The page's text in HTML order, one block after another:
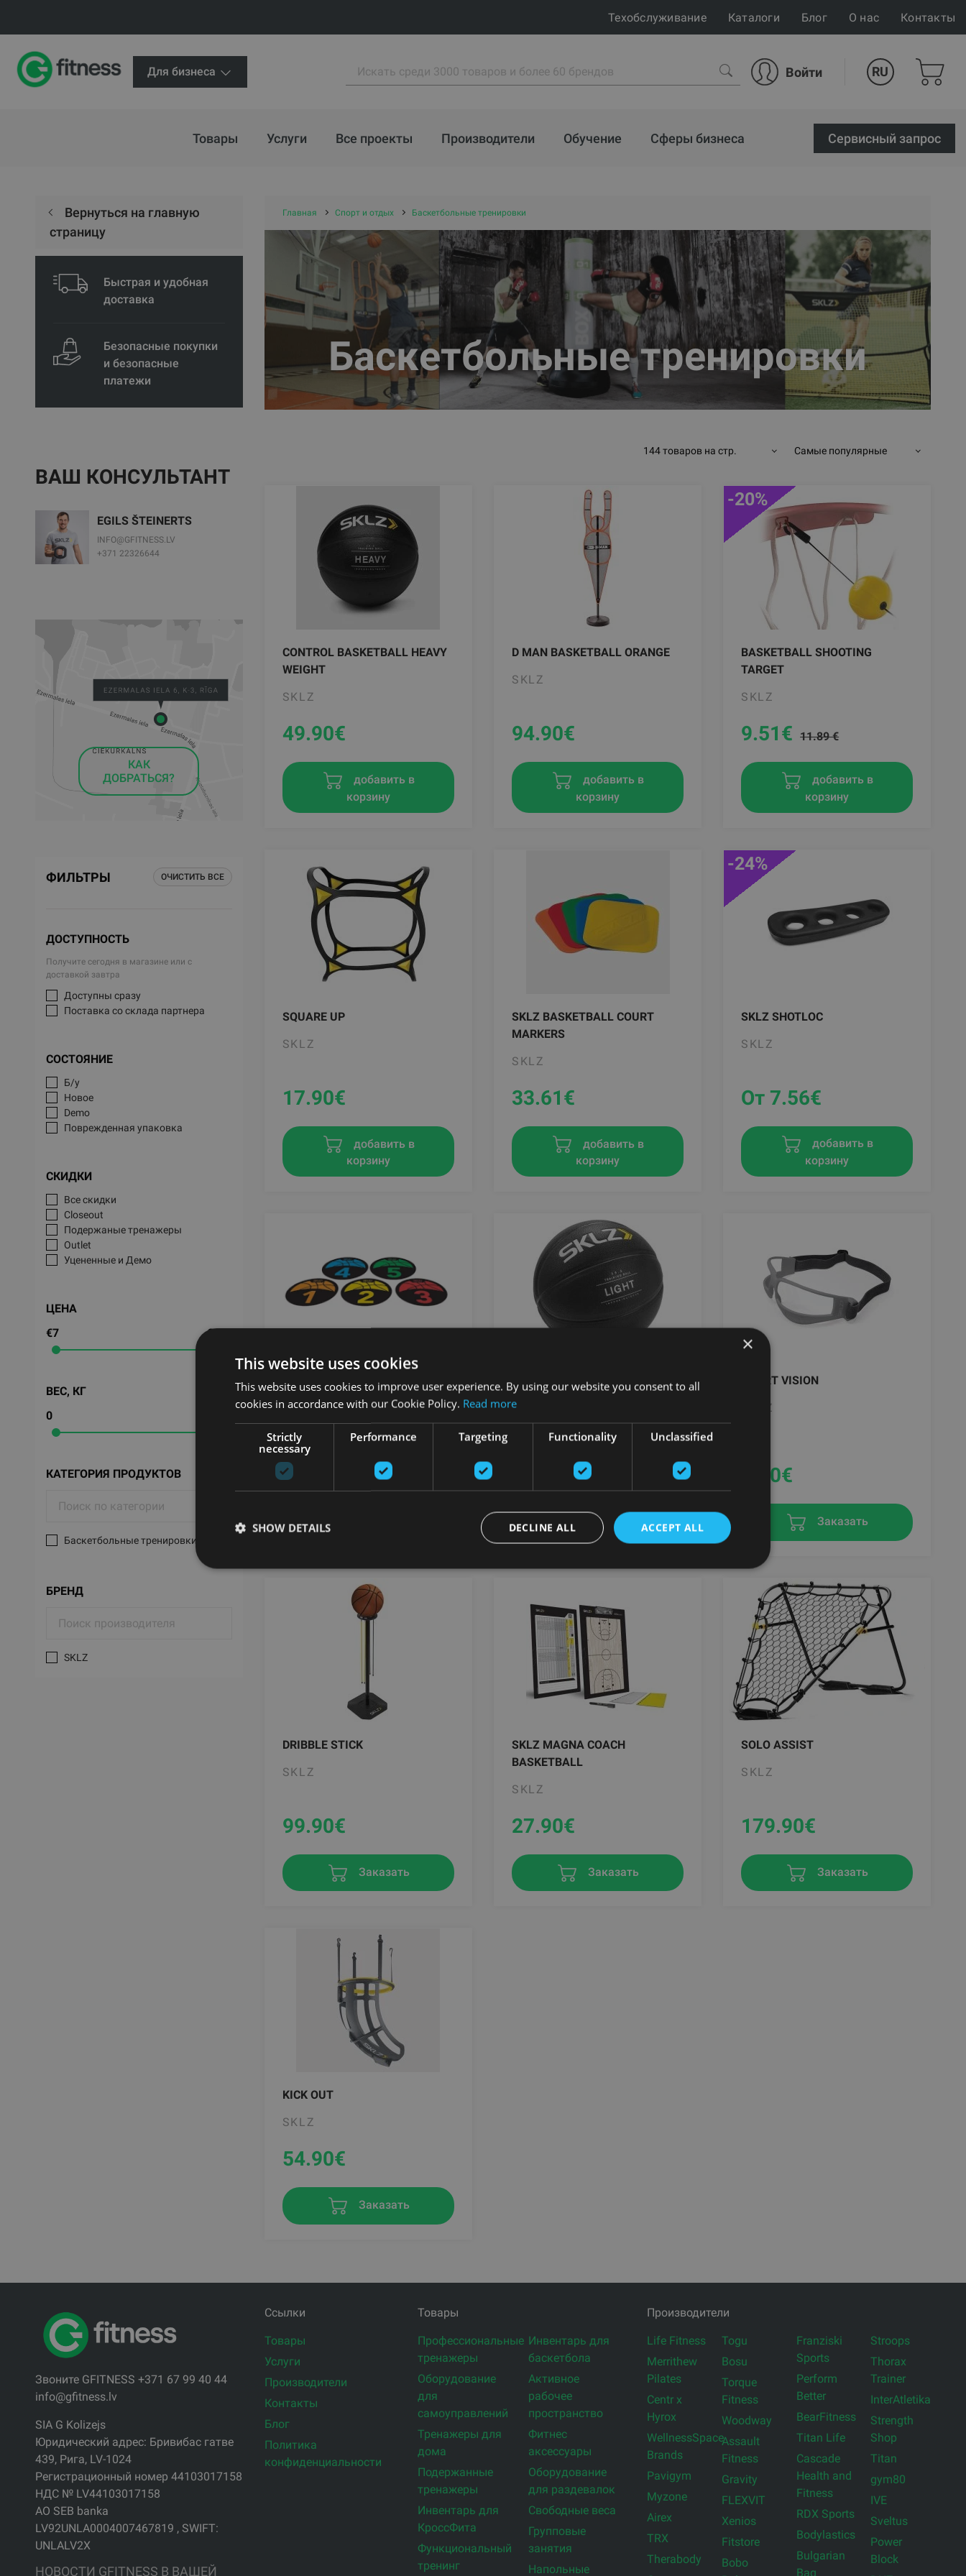
Техобслуживание Каталоги Блог О нас Контакты
Для бизнеса Войти RU
Товары Услуги Все проекты Производители Обучение Сферы бизнеса Cервисный запрос
Вернуться на главную
страницу
Быстрая и удобная
доставка
Безопасные покупки
и безопасные
платежи
ВАШ КОНСУЛЬТАНТ
EGILS ŠTEINERTS
INFO@GFITNESS.LV
+371 22326644
КАК
ДОБРАТЬСЯ?
ФИЛЬТРЫ ОЧИСТИТЬ ВСЕ
ДОСТУПНОСТЬ
Получите сегодня в магазине или с
доставкой завтра
Доступны сразу
Поставка со склада партнера
СОСТОЯНИЕ
Б/у
Новое
Demo
Поврежденная упаковка
СКИДКИ
Все скидки
Closeout
Подержаные тренажеры
Outlet
Уцененные и Демо
ЦЕНА
€7
€180
ВЕС, КГ
0
КАТЕГОРИЯ ПРОДУКТОВ
Баскетбольные тренировки
БРЕНД
SKLZ
Главная Спорт и отдых Баскетбольные тренировки
Баскетбольные тренировки
144 товаров на стр. Самые популярные
CONTROL BASKETBALL HEAVY
WEIGHT
SKLZ
49.90€
добавить в
корзину
D MAN BASKETBALL ORANGE
SKLZ
94.90€
добавить в
корзину
BASKETBALL SHOOTING
TARGET
SKLZ
-20%
9.51€ 11.89 €
добавить в
корзину
SQUARE UP
SKLZ
17.90€
добавить в
корзину
SKLZ BASKETBALL COURT
MARKERS
SKLZ
33.61€
добавить в
корзину
SKLZ SHOTLOC
SKLZ
-24%
От 7.56€
добавить в
корзину
SHOT SPOTZ
SKLZ
31.90
LIGHTWEIGHT CONTROL
BASKETBALL
SKLZ
€
корзину
COURT VISION
SKLZ
9.90€
Заказать
DRIBBLE STICK
SKLZ
99.90€
Заказать
SKLZ MAGNA COACH
BASKETBALL
SKLZ
27.90€
Заказать
SOLO ASSIST
SKLZ
179.90€
Заказать
KICK OUT
SKLZ
54.90€
Заказать
Звоните GFITNESS +371 67 99 40 44
info@gfitness.lv
SIA G Kolizejs
Юридический адрес: Бривибас гатве
439, Рига, LV-1024
Регистрационный номер 44103017158
НДС № LV44103017158
АО SEB banka
LV92UNLA0004007467819 , SWIFT:
UNLALV2X
НОВОСТИ GFITNESS В ВАШЕЙ
Ссылки
Товары
Услуги
Производители
Контакты
Блог
Политика
конфиденциальности
Товары
Профессиональные
тренажеры
Оборудование
для
самоуправлений
Тренажеры для
дома
Подержанные
тренажеры
Инвентарь для
КроссФита
Функциональный
тренинг
Инвентарь для
баскетбола
Активное
рабочее
пространство
Фитнес
аксессуары
Оборудование
для раздевалок
Свободные веса
Групповые
занятия
Напольные
Производители
Life Fitness
Merrithew
Pilates
Centr x
Hyrox
WellnessSpace
Brands
Pavigym
Myzone
Airex
TRX
Therabody
Togu
Bosu
Torque
Fitness
Woodway
Assault
Fitness
Gravity
FLEXVIT
Xenios
Fitstore
Bobo
Franziski
Sports
Perform
Better
BearFitness
Titan Life
Cascade
Health and
Fitness
RDX Sports
Bodylastics
Bulgarian
Bag
Stroops
Thorax
Trainer
InterAtletika
Strength
Shop
Titan
gym80
IVE
Sveltus
Power
Block
×
This website uses cookies
This website uses cookies to improve user experience. By using our website you consent to all
cookies in accordance with our Cookie Policy. Read more
Strictly
necessary
Performance Targeting Functionality Unclassified
ACCEPT ALL
DECLINE ALL
SHOW DETAILS